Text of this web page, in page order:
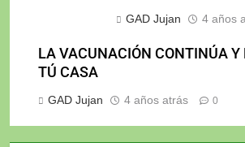
GAD Jujan 4 años
LA VACUNACIÓN CONTINÚA Y
TÚ CASA
GAD Jujan 4 años atrás 0